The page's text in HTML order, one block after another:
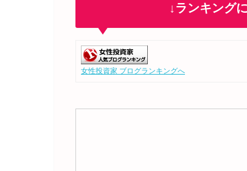
↓ランキング
女性投資家 ブログランキングへ